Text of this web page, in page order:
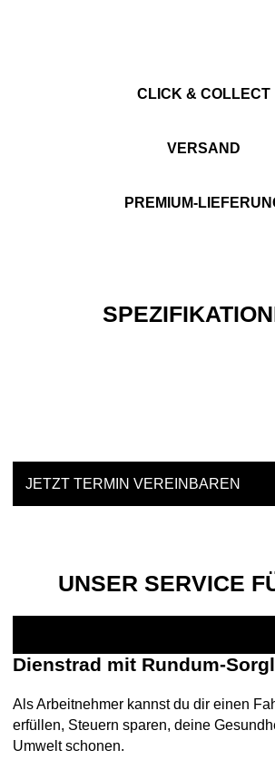
CLICK & COLLECT
VERSAND
PREMIUM-
JETZT TERMIN VEREINBAREN
UNSER SERVICE
Dienstrad mit Rundum-
Als Arbeitnehmer kannst du dir einen
erfüllen, Steuern sparen, deine
Umwelt schonen.